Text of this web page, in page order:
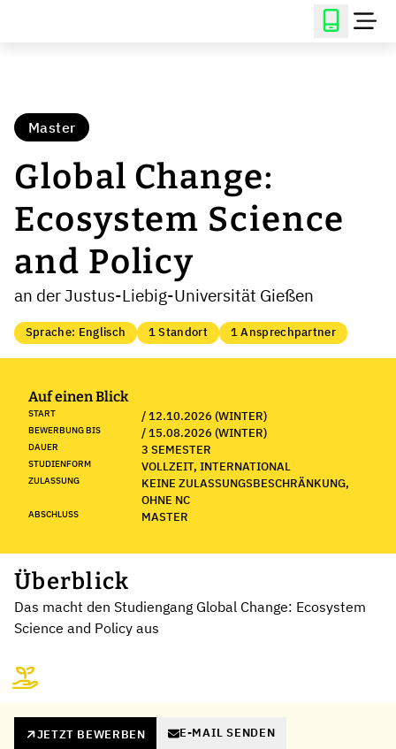
Master
Global Change:
Ecosystem Science
and Policy
an der Justus-Liebig-Universität Gießen
Sprache: Englisch 1 Standort 1 Ansprechpartner
Auf einen Blick
START / 12.10.2026 (WINTER)
BEWERBUNG BIS / 15.08.2026 (WINTER)
DAUER 3 SEMESTER
STUDIENFORM VOLLZEIT, INTERNATIONAL
ZULASSUNG
KEINE ZULASSUNGSBESCHRÄNKUNG,
OHNE NC
ABSCHLUSS MASTER
Überblick
Das macht den Studiengang Global Change: Ecosystem
Science and Policy aus
JETZT BEWERBEN E-MAIL SENDEN